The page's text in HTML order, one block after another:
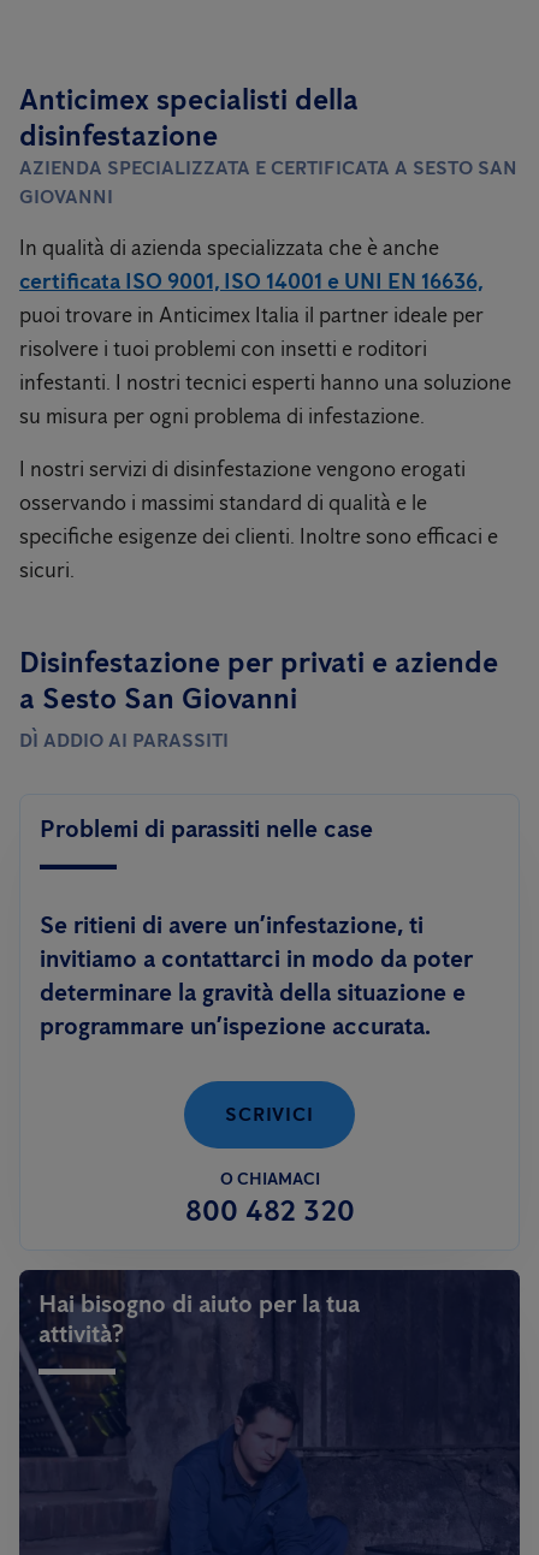
Anticimex specialisti della
disinfestazione
AZIENDA SPECIALIZZATA E CERTIFICATA A SESTO SAN
GIOVANNI
In qualità di azienda specializzata che è anche
certificata ISO 9001, ISO 14001 e UNI EN 16636,
puoi trovare in Anticimex Italia il partner ideale per
risolvere i tuoi problemi con insetti e roditori
infestanti. I nostri tecnici esperti hanno una soluzione
su misura per ogni problema di infestazione.
I nostri servizi di disinfestazione vengono erogati
osservando i massimi standard di qualità e le
specifiche esigenze dei clienti. Inoltre sono efficaci e
sicuri.
Disinfestazione per privati ​​e aziende
a Sesto San Giovanni
DÌ ADDIO AI PARASSITI
Problemi di parassiti nelle case
Se ritieni di avere un’infestazione, ti
invitiamo a contattarci in modo da poter
determinare la gravità della situazione e
programmare un’ispezione accurata.
SCRIVICI
O CHIAMACI
800 482 320
Hai bisogno di aiuto per la tua
attività?